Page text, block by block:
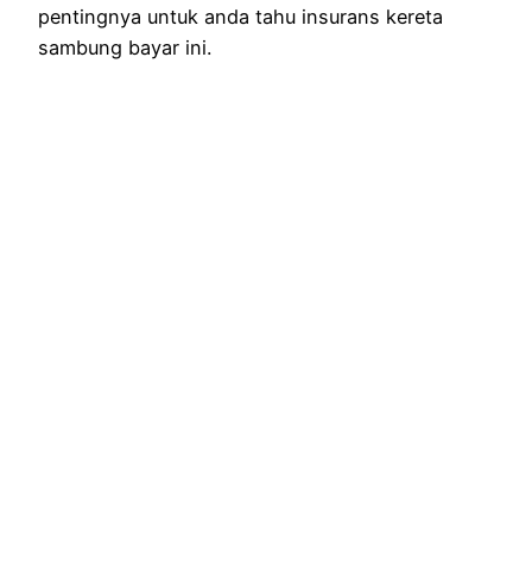
pentingnya untuk anda tahu insurans kereta
sambung bayar ini.